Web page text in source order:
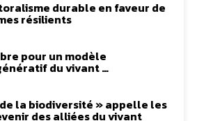
durable en faveur de
résilients
pour un modèle
du vivant …
de la biodiversité » appelle les
des alliées du vivant